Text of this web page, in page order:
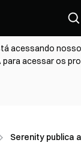
acessando
para acessar os
Serenity publica